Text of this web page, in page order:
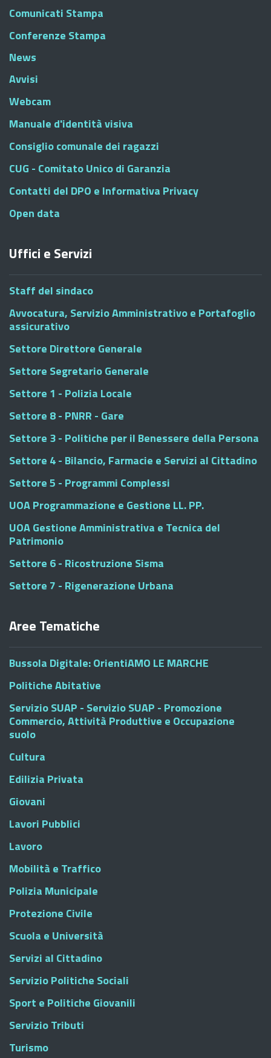
Comunicati Stampa
Conferenze Stampa
News
Avvisi
Webcam
Manuale d'identità visiva
Consiglio comunale dei ragazzi
CUG - Comitato Unico di Garanzia
Contatti del DPO e Informativa Privacy
Open data
Uffici e Servizi
Staff del sindaco
Avvocatura, Servizio Amministrativo e Portafoglio
assicurativo
Settore Direttore Generale
Settore Segretario Generale
Settore 1 - Polizia Locale
Settore 8 - PNRR - Gare
Settore 3 - Politiche per il Benessere della Persona
Settore 4 - Bilancio, Farmacie e Servizi al Cittadino
Settore 5 - Programmi Complessi
UOA Programmazione e Gestione LL. PP.
UOA Gestione Amministrativa e Tecnica del
Patrimonio
Settore 6 - Ricostruzione Sisma
Settore 7 - Rigenerazione Urbana
Aree Tematiche
Bussola Digitale: OrientiAMO LE MARCHE
Politiche Abitative
Servizio SUAP - Servizio SUAP - Promozione
Commercio, Attività Produttive e Occupazione
suolo
Cultura
Edilizia Privata
Giovani
Lavori Pubblici
Lavoro
Mobilità e Traffico
Polizia Municipale
Protezione Civile
Scuola e Università
Servizi al Cittadino
Servizio Politiche Sociali
Sport e Politiche Giovanili
Servizio Tributi
Turismo